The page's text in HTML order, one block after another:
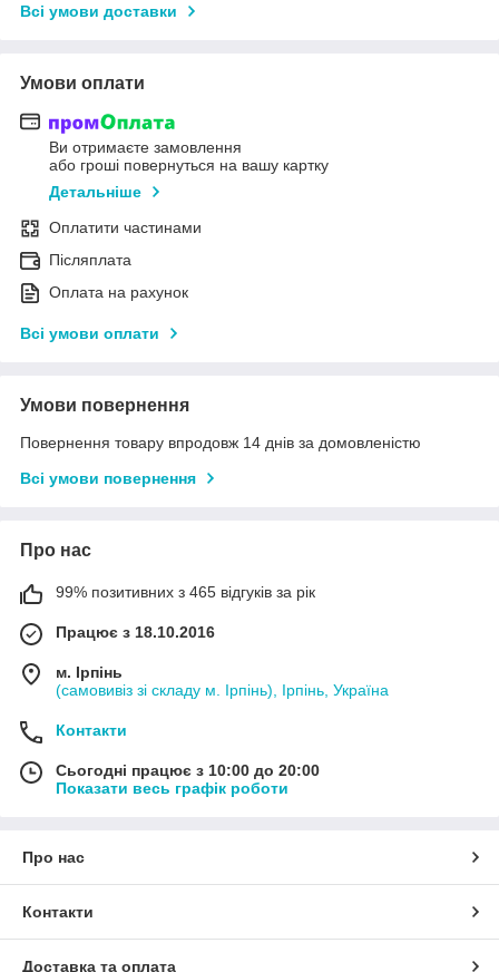
Всі умови доставки
Умови оплати
Ви отримаєте замовлення
або гроші повернуться на вашу картку
Детальніше
Оплатити частинами
Післяплата
Оплата на рахунок
Всі умови оплати
Умови повернення
Повернення товару впродовж 14 днів за домовленістю
Всі умови повернення
Про нас
99% позитивних з 465 відгуків за рік
Працює з 18.10.2016
м. Ірпінь
(самовивіз зі складу м. Ірпінь), Ірпінь, Україна
Контакти
Сьогодні працює з 10:00 до 20:00
Показати весь графік роботи
Про нас
Контакти
Доставка та оплата